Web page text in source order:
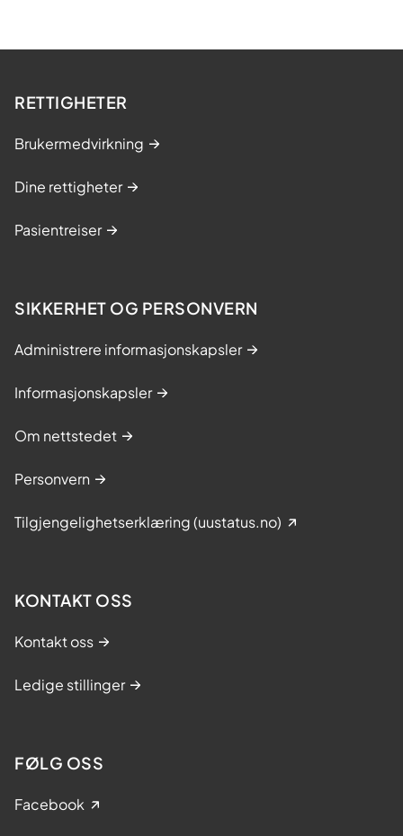
RETTIGHETER
Brukermedvirkning
Dine rettigheter
Pasientreiser
SIKKERHET OG PERSONVERN
Administrere informasjonskapsler
Informasjonskapsler
Om nettstedet
Personvern
Tilgjengelighetserklæring (uustatus.no)
KONTAKT OSS
Kontakt oss
Ledige stillinger
FØLG OSS
Facebook